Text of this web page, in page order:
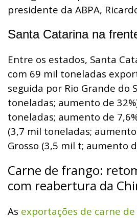
presidente da ABPA,
Santa Catarina na
Entre os estados, Santa
com 69 mil toneladas
seguida por Rio Grande do
toneladas; aumento de
toneladas; aumento de
(3,7 mil toneladas;
Grosso (3,5 mil t; aumento
Carne de frango:
com reabertura da
As exportações de carne